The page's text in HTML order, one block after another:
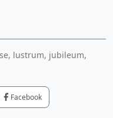
lustrum, jubileum,
Facebook